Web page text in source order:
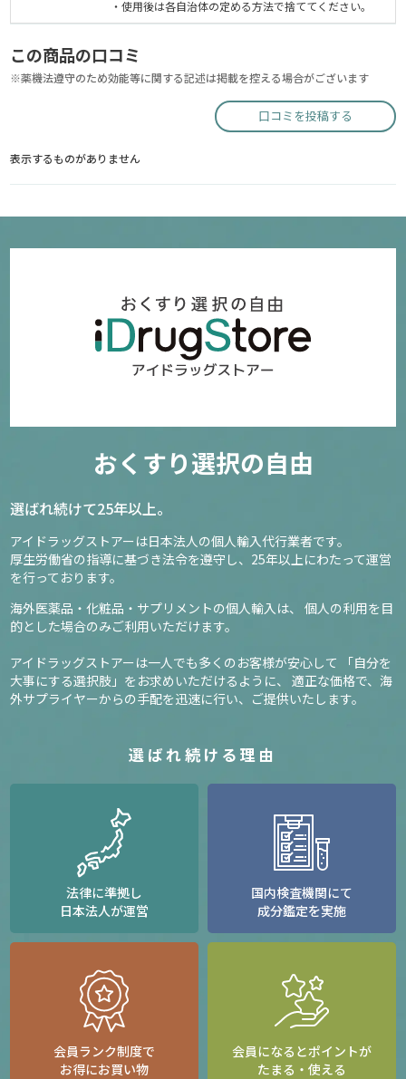
・使用後は各自治体の定める方法で捨ててください。
この商品の口コミ
※薬機法遵守のため効能等に関する記述は掲載を控える場合がございます
口コミを投稿する
表示するものがありません
おくすり選択の自由
選ばれ続けて25年以上。
アイドラッグストアーは日本法人の個人輸入代行業者です。
厚生労働省の指導に基づき法令を遵守し、 25年以上にわたって運営
を行っております。
海外医薬品・化粧品・サプリメントの個人輸入は、
個人の利用を目
的とした場合のみご利用いただけます。
アイドラッグストアーは一人でも多くのお客様が安心して
「自分を
大事にする選択肢」をお求めいただけるように、
適正な価格で、海
外サプライヤーからの手配を迅速に行い、ご提供いたします。
選ばれ続ける理由
法律に準拠し
日本法人が運営
国内検査機関にて
成分鑑定を実施
会員ランク制度で
お得にお買い物
会員になるとポイントが
たまる・使える